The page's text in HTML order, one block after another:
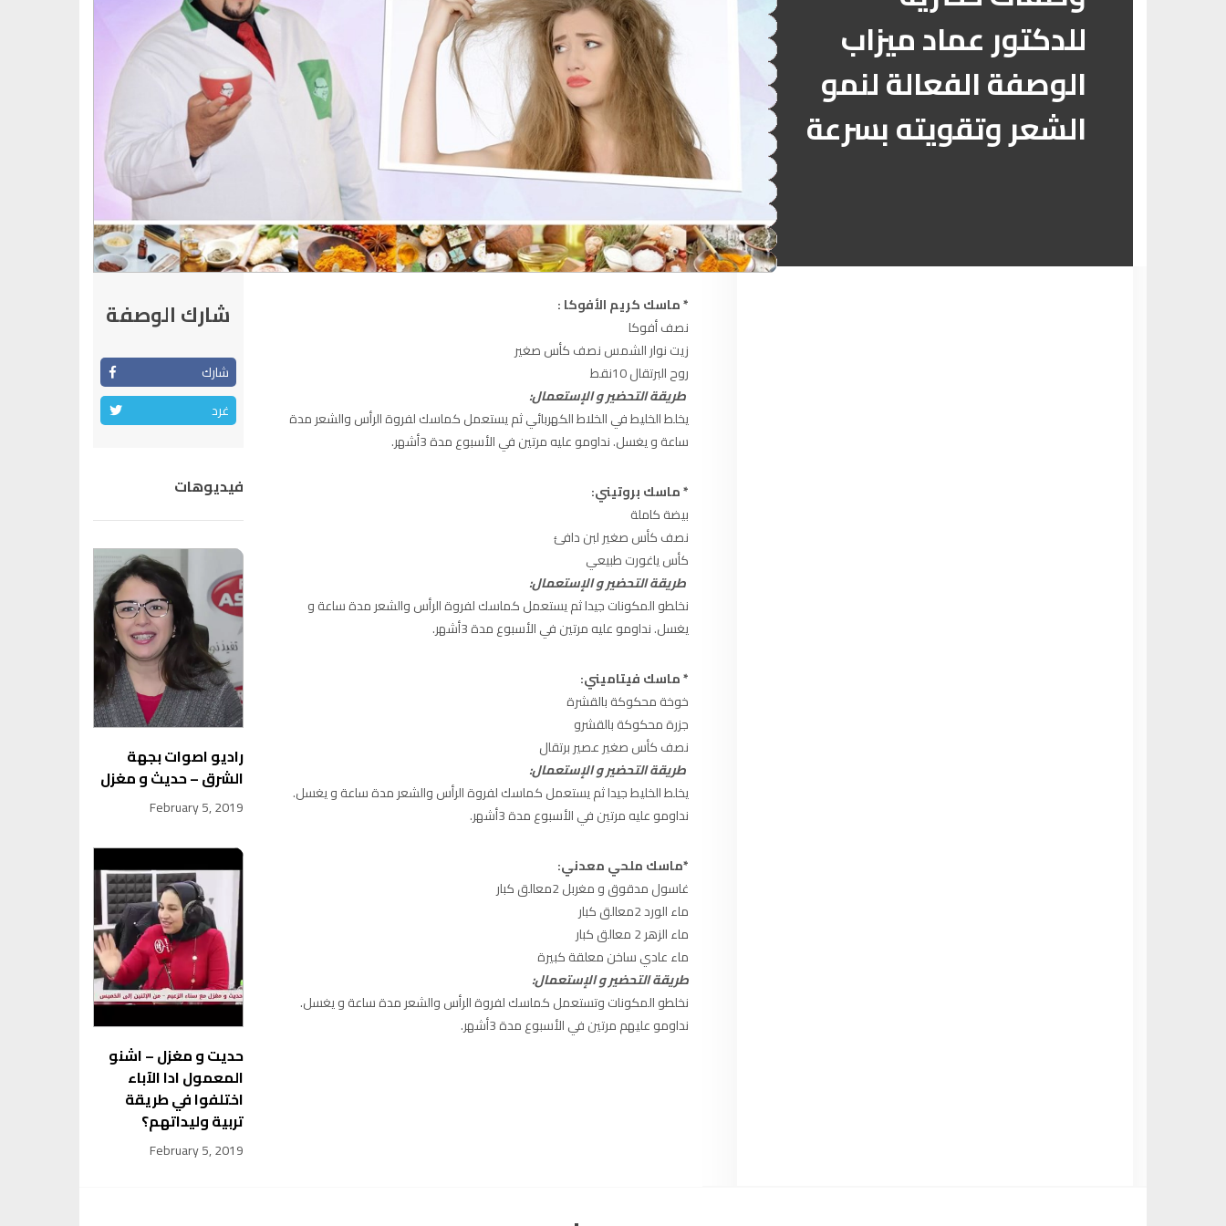
آسفي 103.6FM
الجديدة 95.1FM
السعيدية 102.0FM
الداخلة 89.7FM
الرباط 95.7FM
الدار البيضاء 104.3FM
الناظور 104.3FM
أصيلة 102.3FM
الحسيمة 97.7FM
أكادير 100.4 FM
القنيطرة FM
العرائش 99.3 FM
اليوسفية 100.6FM
العيون 104.6 FM
الخميسات FM
إفران 103.6FM
الغرب 99.3FM
السمارة 93.5FM
الصويرة 92.8FM
الراشدية 102.5FM
آسفي 103.6FM
الجديدة 95.1FM
للدكتور عماد ميزاب
الوصفة الفعالة لنمو
الشعر وتقويته بسرعة
* ماسك كريم الأفوكا :
نصف أفوكا
زيت نوار الشمس نصف كأس صغير
روح البرتقال 10نقط
طريقة التحضير و الإستعمال:
يخلط الخليط في الخلاط الكهربائي ثم يستعمل كماسك لفروة الرأس والشعر مدة
ساعة و يغسل. نداومو عليه مرتين في الأسبوع مدة 3أشهر.
* ماسك بروتيني:
بيضة كاملة
نصف كأس صغير لبن دافئ
كأس ياغورت طبيعي
طريقة التحضير و الإستعمال:
نخلطو المكونات جيدا ثم يستعمل كماسك لفروة الرأس والشعر مدة ساعة و
يغسل. نداومو عليه مرتين في الأسبوع مدة 3أشهر.
* ماسك فيتاميني:
خوخة محكوكة بالقشرة
جزرة محكوكة بالقشرو
نصف كأس صغير عصير برتقال
طريقة التحضير و الإستعمال:
يخلط الخليط جيدا ثم يستعمل كماسك لفروة الرأس والشعر مدة ساعة و يغسل.
نداومو عليه مرتين في الأسبوع مدة 3أشهر.
*ماسك ملحي معدني:
غاسول مدقوق و مغربل 2معالق كبار
ماء الورد 2معالق كبار
ماء الزهر 2 معالق كبار
ماء عادي ساخن معلقة كبيرة
طريقة التحضير و الإستعمال:
نخلطو المكونات وتستعمل كماسك لفروة الرأس والشعر مدة ساعة و يغسل.
نداومو عليهم مرتين في الأسبوع مدة 3أشهر.
شارك الوصفة
شارك
غرد
فيديوهات
راديو اصوات بجهة
الشرق – حديث و مغزل
February 5, 2019
حديت و مغزل – اشنو
المعمول ادا الآباء
اختلفوا في طريقة
تربية وليداتهم؟
February 5, 2019